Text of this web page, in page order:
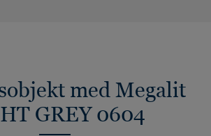
med Megalit
GREY 0604